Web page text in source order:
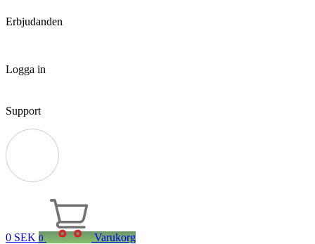
Erbjudanden
Logga in
Support
0 SEK 0
Varukorg